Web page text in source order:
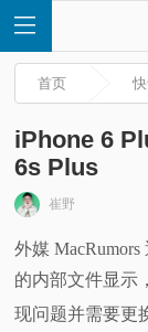
首
页
快
首页
iPhone 6
6s Plus
崔野
外媒
的内部文件显示
现问题并需要更